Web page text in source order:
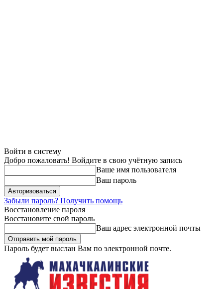
Войти в систему
Добро пожаловать! Войдите в свою учётную запись
Ваше имя пользователя
Ваш пароль
Забыли пароль? Получить помощь
Восстановление пароля
Восстановите свой пароль
Ваш адрес электронной почты
Пароль будет выслан Вам по электронной почте.